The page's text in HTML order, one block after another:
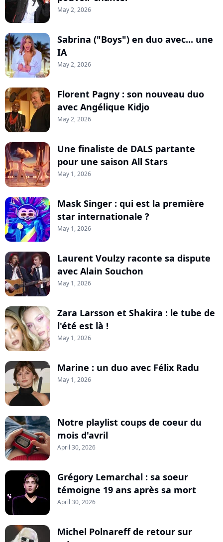
May 2, 2026
Sabrina ("Boys") en duo avec... une
IA
May 2, 2026
Florent Pagny : son nouveau duo
avec Angélique Kidjo
May 2, 2026
Une finaliste de DALS partante
pour une saison All Stars
May 1, 2026
Mask Singer : qui est la première
star internationale ?
May 1, 2026
Laurent Voulzy raconte sa dispute
avec Alain Souchon
May 1, 2026
Zara Larsson et Shakira : le tube de
l'été est là !
May 1, 2026
Marine : un duo avec Félix Radu
May 1, 2026
Notre playlist coups de coeur du
mois d'avril
April 30, 2026
Grégory Lemarchal : sa soeur
témoigne 19 ans après sa mort
April 30, 2026
Michel Polnareff de retour sur